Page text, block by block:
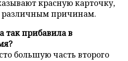
красную карточку,
различным причинам.
так прибавила в
большую часть второго